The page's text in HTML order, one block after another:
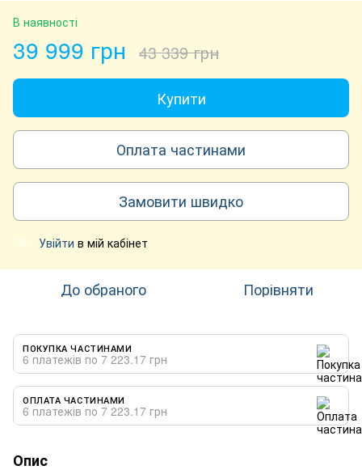
В наявності
39 999 грн 43 339 грн
Купити
Оплата частинами
Замовити швидко
% Увійти в мій кабінет
До обраного Порівняти
ПОКУПКА ЧАСТИНАМИ
6 платежів по 7 223.17 грн
ОПЛАТА ЧАСТИНАМИ
6 платежів по 7 223.17 грн
Опис